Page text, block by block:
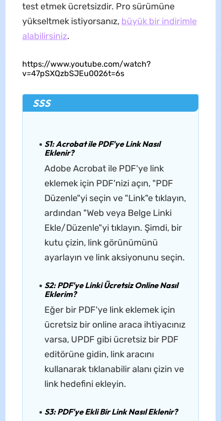
test etmek ücretsizdir. Pro sürümüne
yükseltmek istiyorsanız, büyük bir indirimle
alabilirsiniz.
https://www.youtube.com/watch?
v=47pSXQzbSJEu0026t=6s
SSS
S1: Acrobat ile PDF'ye Link Nasıl
Eklenir?
Adobe Acrobat ile PDF'ye link
eklemek için PDF'nizi açın, "PDF
Düzenle"yi seçin ve "Link"e tıklayın,
ardından "Web veya Belge Linki
Ekle/Düzenle"yi tıklayın. Şimdi, bir
kutu çizin, link görünümünü
ayarlayın ve link aksiyonunu seçin.
S2: PDF'ye Linki Ücretsiz Online Nasıl
Eklerim?
Eğer bir PDF'ye link eklemek için
ücretsiz bir online araca ihtiyacınız
varsa, UPDF gibi ücretsiz bir PDF
editörüne gidin, link aracını
kullanarak tıklanabilir alanı çizin ve
link hedefini ekleyin.
S3: PDF'ye Ekli Bir Link Nasıl Eklenir?